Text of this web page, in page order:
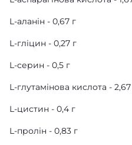
L-аланін - 0,67 г
L-гліцин - 0,27 г
L-серин - 0,5 г
L-глутамінова кислота - 2,67
L-цистин - 0,4 г
L-пролін - 0,83 г